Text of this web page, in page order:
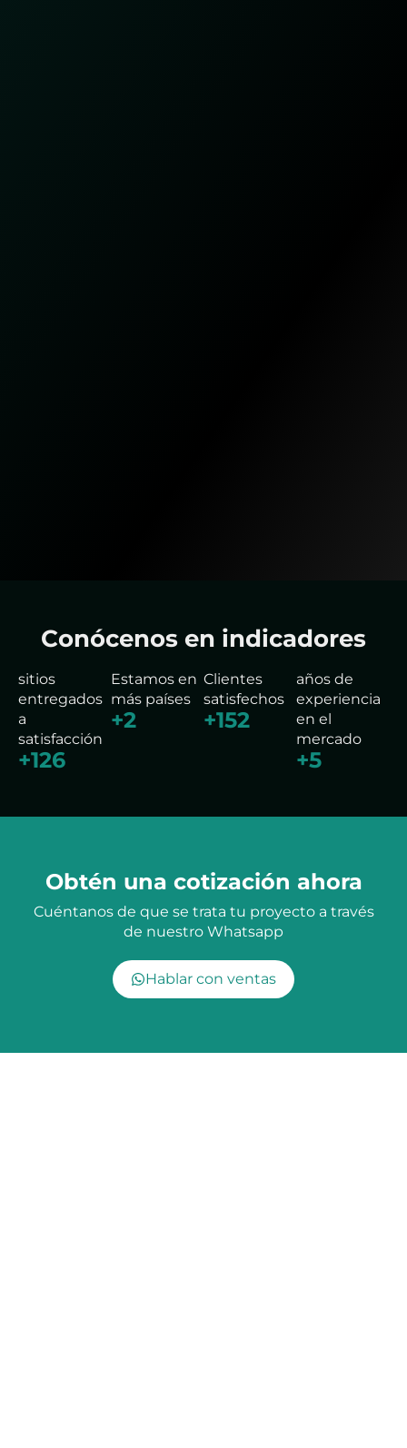
Conócenos en indicadores
sitios
entregados
a
satisfacción
+190
Estamos en
más países
+5
Clientes
satisfechos
+281
años de
experiencia
en el
mercado
+7
Obtén una cotización ahora
Cuéntanos de que se trata tu proyecto a través
de nuestro Whatsapp
Hablar con ventas